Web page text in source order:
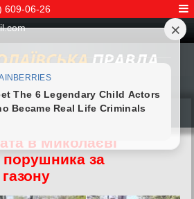
609-06-26
в Миколаєві
за